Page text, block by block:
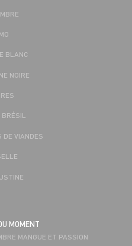
BLANC
NOIRE
BRÉSIL
DE VIANDES
MOMENT
MANGUE ET PASSION